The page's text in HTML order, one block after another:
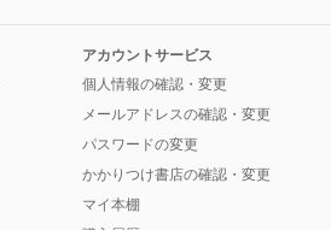
アカウントサービス
個人情報の確認・変更
メールアドレスの確認・変更
パスワードの変更
かかりつけ書店の確認・変更
マイ本棚